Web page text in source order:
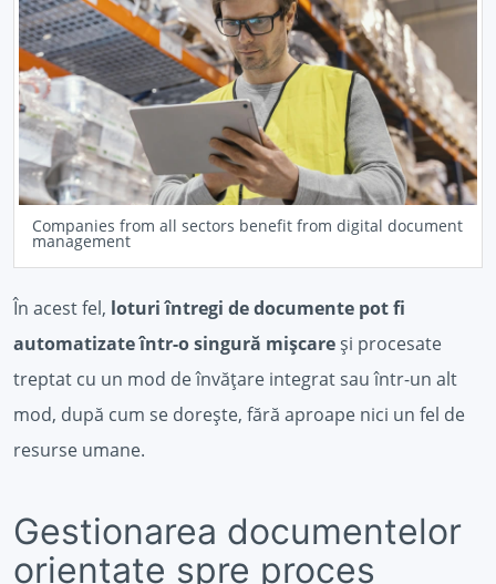
Companies from all sectors benefit from digital document
management
În acest fel, loturi întregi de documente pot fi
automatizate într-o singură mișcareși procesate
treptat cu un mod de învățare integrat sau într-un alt
mod, după cum se dorește, fără aproape nici un fel de
resurse umane.
Gestionarea documentelor
orientate spre proces